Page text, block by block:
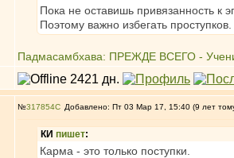
Пока не оставишь привязанность к
Поэтому важно избегать проступков.
Падмасамбхава: ПРЕЖДЕ ВСЕГО -
№317854 Добавлено: Пт 03 Мар 17, 15:40 (9 лет
КИ пишет:
Карма - это только поступки.